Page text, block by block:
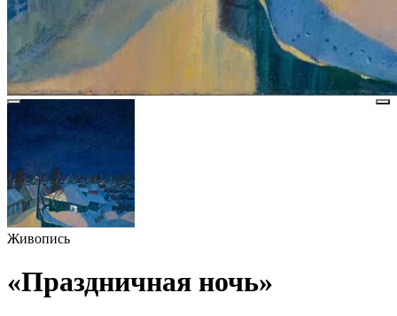
Живопись
«Праздничная ночь»